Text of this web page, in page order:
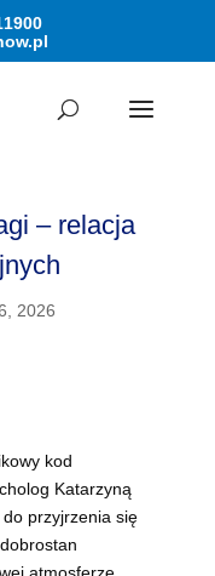
– relacja
2026
kod
Katarzyną
do przyjrzenia się